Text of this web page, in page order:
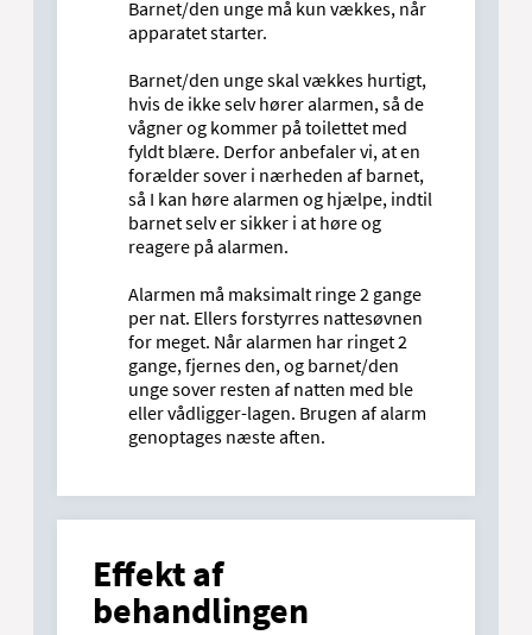
Barnet/den unge må kun vækkes, når
apparatet starter.
Barnet/den unge skal vækkes hurtigt,
hvis de ikke selv hører alarmen, så de
vågner og kommer på toilettet med
fyldt blære. Derfor anbefaler vi, at en
forælder sover i nærheden af barnet,
så I kan høre alarmen og hjælpe, indtil
barnet selv er sikker i at høre og
reagere på alarmen.
Alarmen må maksimalt ringe 2 gange
per nat. Ellers forstyrres nattesøvnen
for meget. Når alarmen har ringet 2
gange, fjernes den, og barnet/den
unge sover resten af natten med ble
eller vådligger-lagen. Brugen af alarm
genoptages næste aften.
Effekt af
behandlingen